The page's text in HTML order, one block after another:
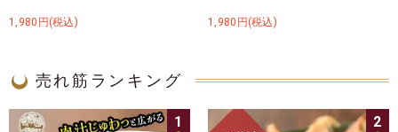
1,980円(税込) 1,980円(税込)
売れ筋ランキング
1 2